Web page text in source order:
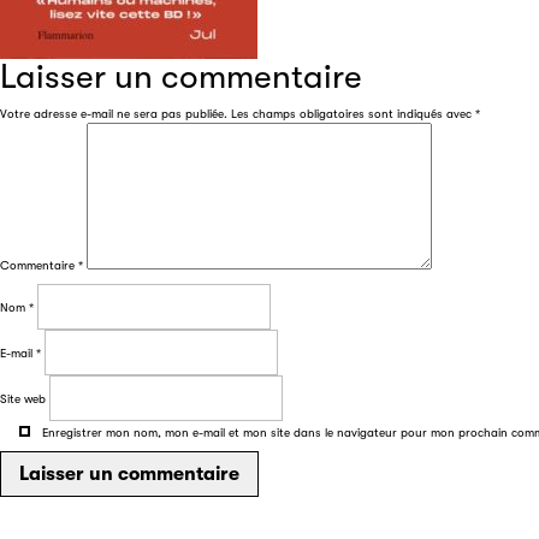
Laisser un commentaire
Votre adresse e-mail ne sera pas publiée. Les champs obligatoires sont indiqués avec *
Commentaire *
Nom *
E-mail *
Site web
Enregistrer mon nom, mon e-mail et mon site dans le navigateur pour mon prochain